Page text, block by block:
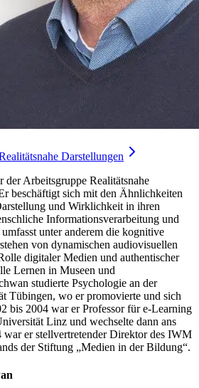
Darstellungen
der Arbeitsgruppe Realitätsnahe
beschäftigt sich mit den Ähnlichkeiten
und Wirklichkeit in ihren
Informationsverarbeitung und
unter anderem die kognitive
von dynamischen audiovisuellen
digitaler Medien und authentischer
Lernen in Museen und
studierte Psychologie an der
Tübingen, wo er promovierte und sich
bis 2004 war er Professor für e-Learning
Linz und wechselte dann ans
er stellvertretender Direktor des IWM
der Stiftung „Medien in der Bildung“.